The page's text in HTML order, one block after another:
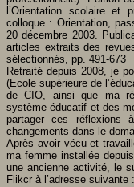
l’Orientation scolaire et
colloque : Orientation,
20 décembre 2003.
articles extraits des
sélectionnés, pp. 491-673
Retraité depuis 2008, je
(Ecole supérieure de
de CIO, ainsi que ma
système éducatif et des
partager ces réflexions
changements dans le
Après avoir vécu et
ma femme installée
une ancienne activité, le
Flikcr à l’adresse suivante :